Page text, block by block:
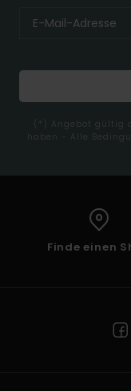
(*) Angebot gültig
haben - Alle
Finde einen